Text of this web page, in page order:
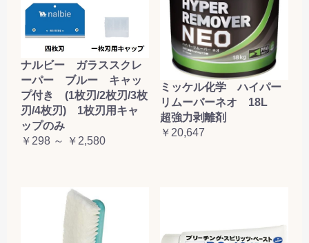
ナルビー ガラススクレ
ーパー ブルー キャッ
プ付き (1枚刃/2枚刃/3枚
刃/4枚刃) 1枚刃用キャ
ップのみ
￥298 ～ ￥2,580
ミッケル化学 ハイパー
リムーバーネオ 18L
超強力剥離剤
￥20,647